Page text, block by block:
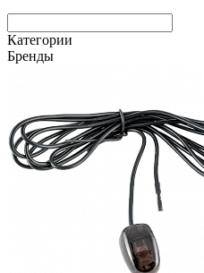
Категории
Бренды